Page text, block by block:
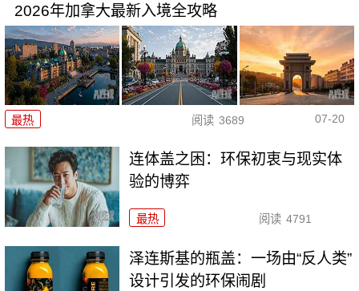
2026年加拿大最新入境全攻略
最热 阅读 3689 07-20
连体盖之困：环保初衷与现实体
验的博弈
最热 阅读 4791
泽连斯基的瓶盖：一场由“反人类”
设计引发的环保闹剧